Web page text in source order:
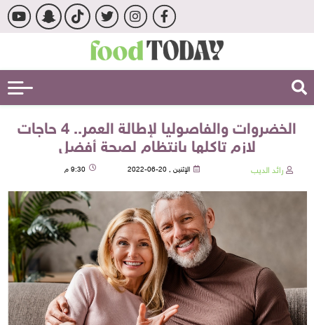
الخضروات والفاصوليا لإطالة العمر.. 4 حاجات
لازم تاكلها بانتظام لصحة أفضل
رائد الديب الإثنين , 20-06-2022 9:30 م